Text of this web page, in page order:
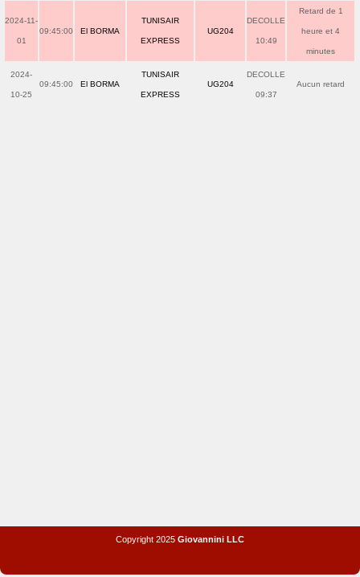
2024-11-
01
09:45:00 El BORMA
TUNISAIR
EXPRESS
UG204
DECOLLE
10:49
Retard de 1
heure et 4
minutes
2024-
10-25
09:45:00 El BORMA
TUNISAIR
EXPRESS
UG204
DECOLLE
09:37
Aucun retard
Copyright 2025 Giovannini LLC